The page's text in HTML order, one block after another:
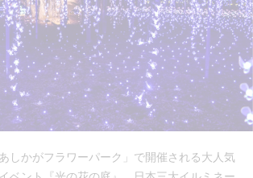
しかがフラワーパーク」で開催される大人気